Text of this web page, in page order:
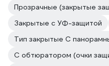
Прозрачные (закрытые
Закрытые с УФ-защитой
Тип закрытые С
С обтюратором (очки